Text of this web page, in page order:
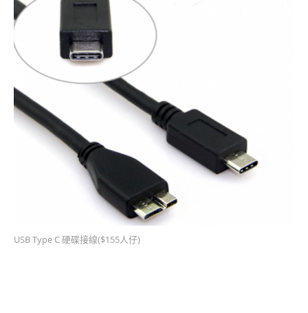
USB Type C 硬碟接線($155人仔)